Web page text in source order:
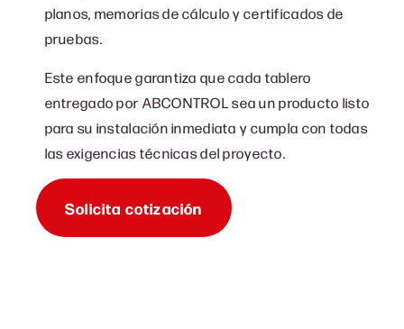
planos, memorias de cálculo y certificados de
pruebas.
Este enfoque garantiza que cada tablero
entregado por ABCONTROL sea un producto listo
para su instalación inmediata y cumpla con todas
las exigencias técnicas del proyecto.
Solicita cotización